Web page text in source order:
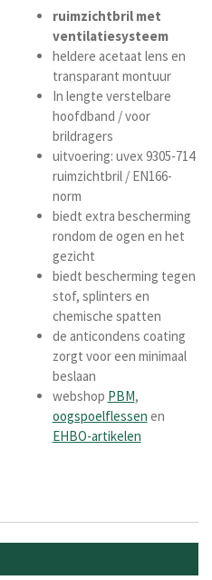
ruimzichtbril met
ventilatiesysteem
heldere acetaat lens en
transparant montuur
In lengte verstelbare
hoofdband / voor
brildragers
uitvoering: uvex 9305-714
ruimzichtbril / EN166-
norm
biedt extra bescherming
rondom de ogen en het
gezicht
biedt bescherming tegen
stof, splinters en
chemische spatten
de anticondens coating
zorgt voor een minimaal
beslaan
webshop PBM,
oogspoelflessen en
EHBO-artikelen